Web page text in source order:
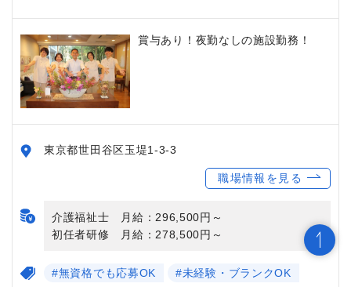
賞与あり！夜勤なしの施設勤務！
東京都世田谷区玉堤1-3-3
職場情報を見る
介護福祉士 月給：296,500円～
初任者研修 月給：278,500円～
#無資格でも応募OK #未経験・ブランクOK